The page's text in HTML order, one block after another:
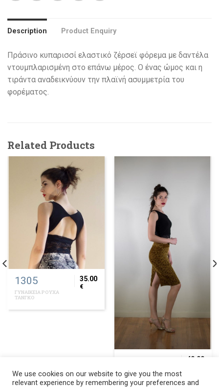
Description Product Enquiry
Πράσινο κυπαρισσί ελαστικό ζέρσεϊ φόρεμα με δαντέλα
ντουμπλαρισμένη στο επάνω μέρος. Ο ένας ώμος και η
τιράντα αναδεικνύουν την πλαϊνή ασυμμετρία του
φορέματος.
Related Products
1305
ΓΥΝΑΙΚΕΙΑ ΡΟΥΧΑ
ΤΑΝΓΚΟ
35.00
€
ΓΥΝΑΙΚΕΙΑ ΡΟΥΧΑ
ΤΑΝΓΚΟ
40.00
We use cookies on our website to give you the most
relevant experience by remembering your preferences and